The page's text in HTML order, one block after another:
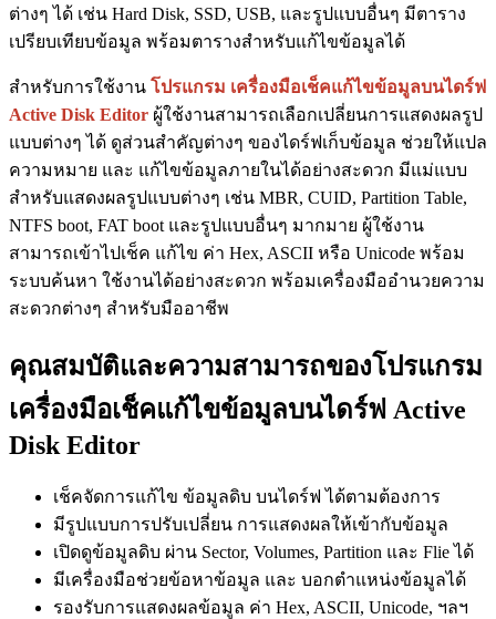
ต่างๆ ได้ เช่น Hard Disk, SSD, USB, และรูปแบบอื่นๆ มีตาราง
เปรียบเทียบข้อมูล พร้อมตารางสำหรับแก้ไขข้อมูลได้
สำหรับการใช้งาน โปรแกรม เครื่องมือเช็คแก้ไขข้อมูลบนไดร์ฟ
Active Disk Editor ผู้ใช้งานสามารถเลือกเปลี่ยนการแสดงผลรูป
แบบต่างๆ ได้ ดูส่วนสำคัญต่างๆ ของไดร์ฟเก็บข้อมูล ช่วยให้แปล
ความหมาย และ แก้ไขข้อมูลภายในได้อย่างสะดวก มีแม่แบบ
สำหรับแสดงผลรูปแบบต่างๆ เช่น MBR, CUID, Partition Table,
NTFS boot, FAT boot และรูปแบบอื่นๆ มากมาย ผู้ใช้งาน
สามารถเข้าไปเช็ค แก้ไข ค่า Hex, ASCII หรือ Unicode พร้อม
ระบบค้นหา ใช้งานได้อย่างสะดวก พร้อมเครื่องมืออำนวยความ
สะดวกต่างๆ สำหรับมืออาชีพ
คุณสมบัติและความสามารถของโปรแกรม
เครื่องมือเช็คแก้ไขข้อมูลบนไดร์ฟ Active
Disk Editor
เช็คจัดการแก้ไข ข้อมูลดิบ บนไดร์ฟ ได้ตามต้องการ
มีรูปแบบการปรับเปลี่ยน การแสดงผลให้เข้ากับข้อมูล
เปิดดูข้อมูลดิบ ผ่าน Sector, Volumes, Partition และ Flie ได้
มีเครื่องมือช่วยข้อหาข้อมูล และ บอกตำแหน่งข้อมูลได้
รองรับการแสดงผลข้อมูล ค่า Hex, ASCII, Unicode, ฯลฯ